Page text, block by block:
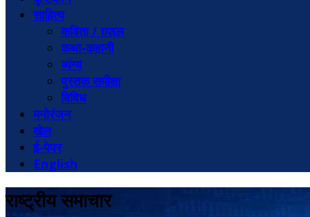
साहित्य
कविता / ग़ज़ल
कथा-कहानी
व्यंग्य
पुस्तक समीक्षा
विविध
मनोरंजन
खेल
ई-पेपर
English
राष्ट्रीय समाचार